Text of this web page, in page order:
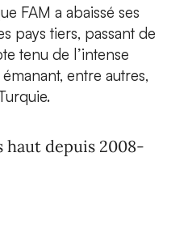
FAM a abaissé ses
pays tiers, passant de
tenu de l’intense
entre autres,
haut depuis 2008-